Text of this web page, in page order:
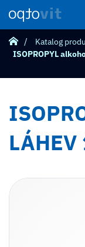
Katalog
ISOPROPYL
LÁHEV